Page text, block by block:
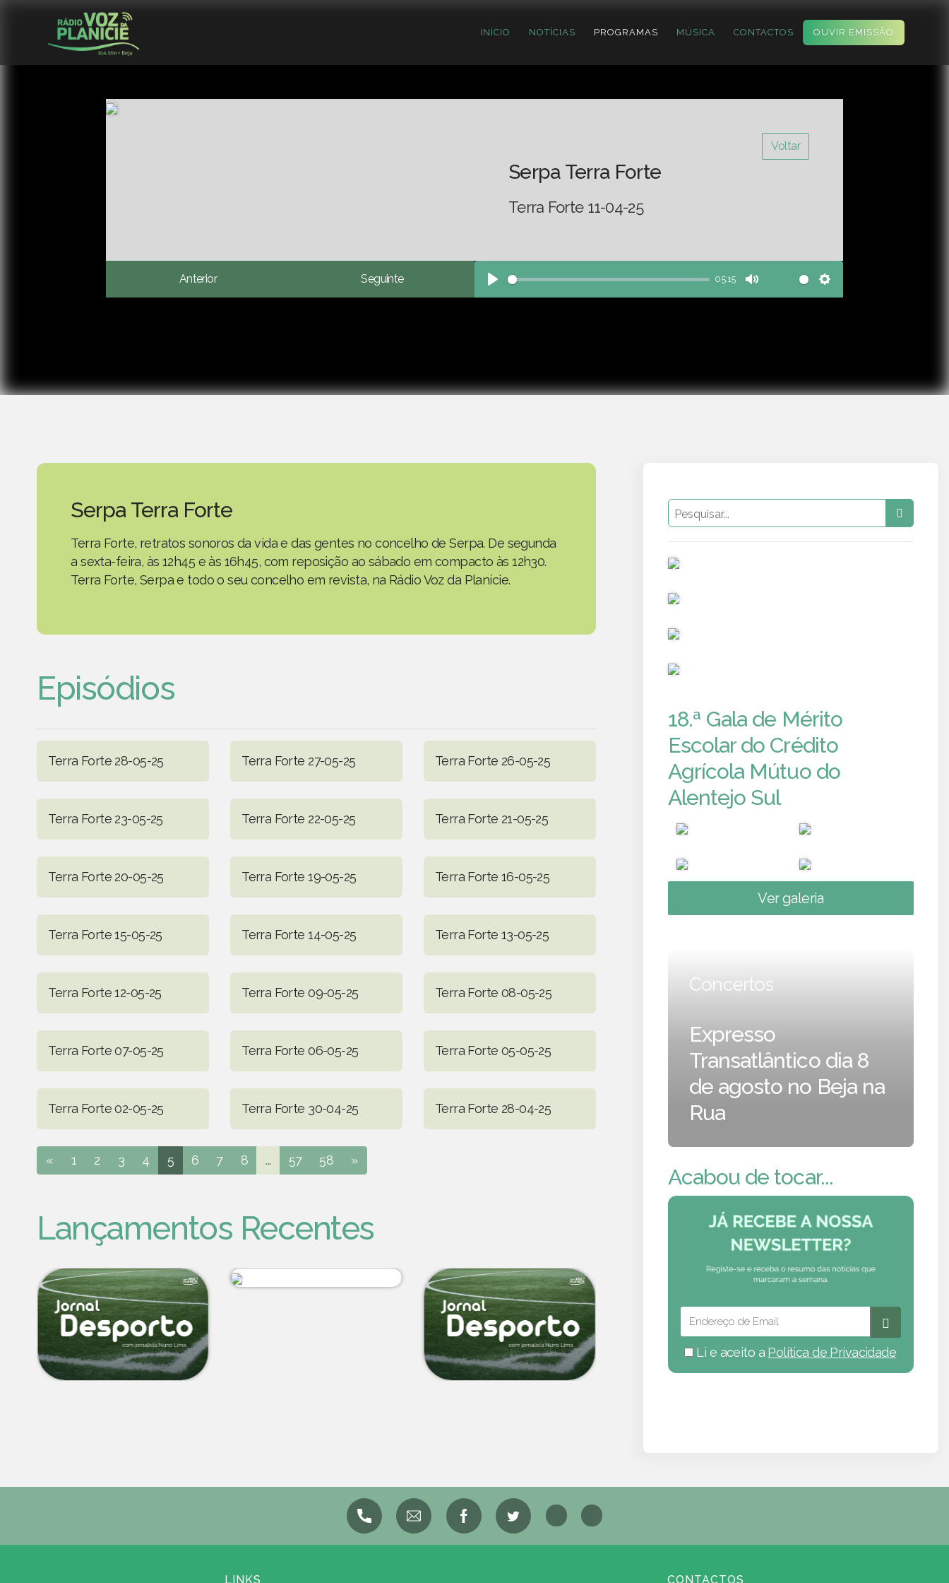
INÍCIO NOTÍCIAS PROGRAMAS MÚSICA CONTACTOS OUVIR EMISSÃO
Voltar
Serpa Terra Forte
Terra Forte 11-04-25
Anterior Seguinte
Play
05:15
Mute Settings
Serpa Terra Forte
Terra Forte, retratos sonoros da vida e das gentes no concelho de Serpa. De segunda
a sexta-feira, às 12h45 e às 16h45, com reposição ao sábado em compacto às 12h30.
Terra Forte, Serpa e todo o seu concelho em revista, na Rádio Voz da Planície.
Episódios
Terra Forte 28-05-25 Terra Forte 27-05-25 Terra Forte 26-05-25
Terra Forte 23-05-25 Terra Forte 22-05-25 Terra Forte 21-05-25
Terra Forte 20-05-25 Terra Forte 19-05-25 Terra Forte 16-05-25
Terra Forte 15-05-25 Terra Forte 14-05-25 Terra Forte 13-05-25
Terra Forte 12-05-25 Terra Forte 09-05-25 Terra Forte 08-05-25
Terra Forte 07-05-25 Terra Forte 06-05-25 Terra Forte 05-05-25
Terra Forte 02-05-25 Terra Forte 30-04-25 Terra Forte 28-04-25
« 1 2 3 4 5 6 7 8 ... 57 58 »
Lançamentos Recentes
18.ª Gala de Mérito
Escolar do Crédito
Agrícola Mútuo do
Alentejo Sul
Ver galeria
Concertos
Expresso
Transatlântico dia 8
de agosto no Beja na
Rua
Acabou de tocar...
Li e aceito a Política de Privacidade
LINKS CONTACTOS